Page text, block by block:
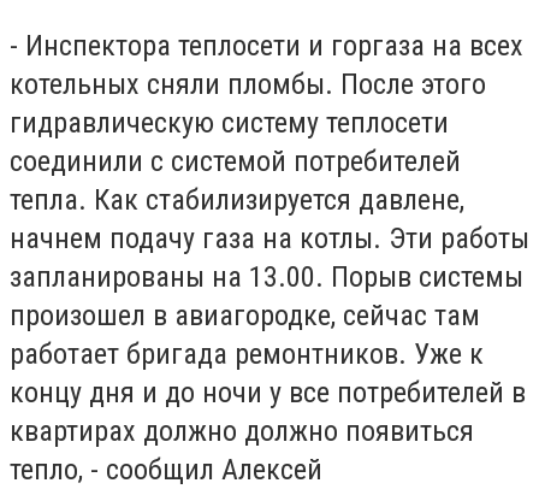
- Инспектора теплосети и горгаза на всех
котельных сняли пломбы. После этого
гидравлическую систему теплосети
соединили с системой потребителей
тепла. Как стабилизируется давлене,
начнем подачу газа на котлы. Эти работы
запланированы на 13.00. Порыв системы
произошел в авиагородке, сейчас там
работает бригада ремонтников. Уже к
концу дня и до ночи у все потребителей в
квартирах должно должно появиться
тепло, - сообщил Алексей